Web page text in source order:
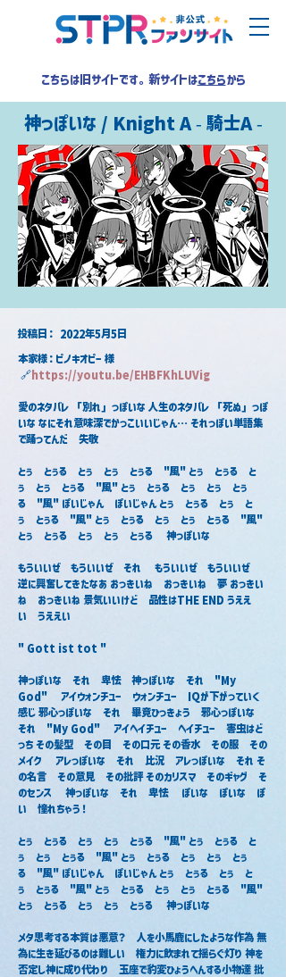
こちらは旧サイトです。新サイトはこちらから
神っぽいな / Knight A - 騎士A -
2022年5月5日
​投稿日：
本家様：ピノキオピー 様
🔗https://youtu.be/EHBFKhLUVig
愛のネタバレ 「別れ」っぽいな 人生のネタバレ 「死ぬ」っぽ
いな なにそれ意味深でかっこいいじゃん… それっぽい単語集
で踊ってんだ　失敬
とぅ　とぅる　とぅ　とぅ　とぅる　"風" とぅ　とぅる　と
ぅ　とぅ　とぅる　"風" とぅ　とぅる　とぅ　とぅ　とぅ
る　"風" ぽいじゃん　ぽいじゃん とぅ　とぅる　とぅ　と
ぅ　とぅる　"風" とぅ　とぅる　とぅ　とぅ　とぅる　"風"
とぅ　とぅる　とぅ　とぅ　とぅる　 神っぽいな
もういいぜ　もういいぜ　それ　 もういいぜ　もういいぜ
逆に興奮してきたなあ おっきいね　おっきいね　夢 おっきい
ね　おっきいね 景気いいけど　品性はTHE END うええ
い　うええい
" Gott ist tot "
神っぽいな　それ　卑怯　神っぽいな　それ　"My
God"　 アイウォンチュー　ウォンチュー　IQが下がっていく
感じ 邪心っぽいな　それ　畢竟ひっきょう　邪心っぽいな
それ　"My God"　 アイヘイチュー　ヘイチュー　害虫はど
っち その髪型　その目　その口元 その香水　その服　その
メイク　 アレっぽいな　それ　比況　アレっぽいな　それ そ
の名言　その意見　その批評 そのカリスマ　そのギャグ　そ
のセンス　 神っぽいな　それ　卑怯　 ぽいな　ぽいな　ぽ
い　憧れちゃう！
とぅ　とぅる　とぅ　とぅ　とぅる　"風" とぅ　とぅる　と
ぅ　とぅ　とぅる　"風" とぅ　とぅる　とぅ　とぅ　とぅ
る　"風" ぽいじゃん　ぽいじゃん とぅ　とぅる　とぅ　と
ぅ　とぅる　"風" とぅ　とぅる　とぅ　とぅ　とぅる　"風"
とぅ　とぅる　とぅ　とぅ　とぅる　 神っぽいな
メタ思考する本質は悪意？　人を小馬鹿にしたような作為 無
為に生き延びるのは難しい　権力に飲まれて揺らぐ灯り 神を
否定し神に成り代わり　玉座で豹変ひょうへんする小物達 批